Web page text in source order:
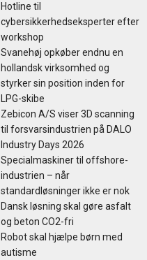
Hotline til
cybersikkerhedseksperter efter
workshop
Svanehøj opkøber endnu en
hollandsk virksomhed og
styrker sin position inden for
LPG-skibe
Zebicon A/S viser 3D scanning
til forsvarsindustrien på DALO
Industry Days 2026
Specialmaskiner til offshore-
industrien – når
standardløsninger ikke er nok
Dansk løsning skal gøre asfalt
og beton CO2-fri
Robot skal hjælpe børn med
autisme